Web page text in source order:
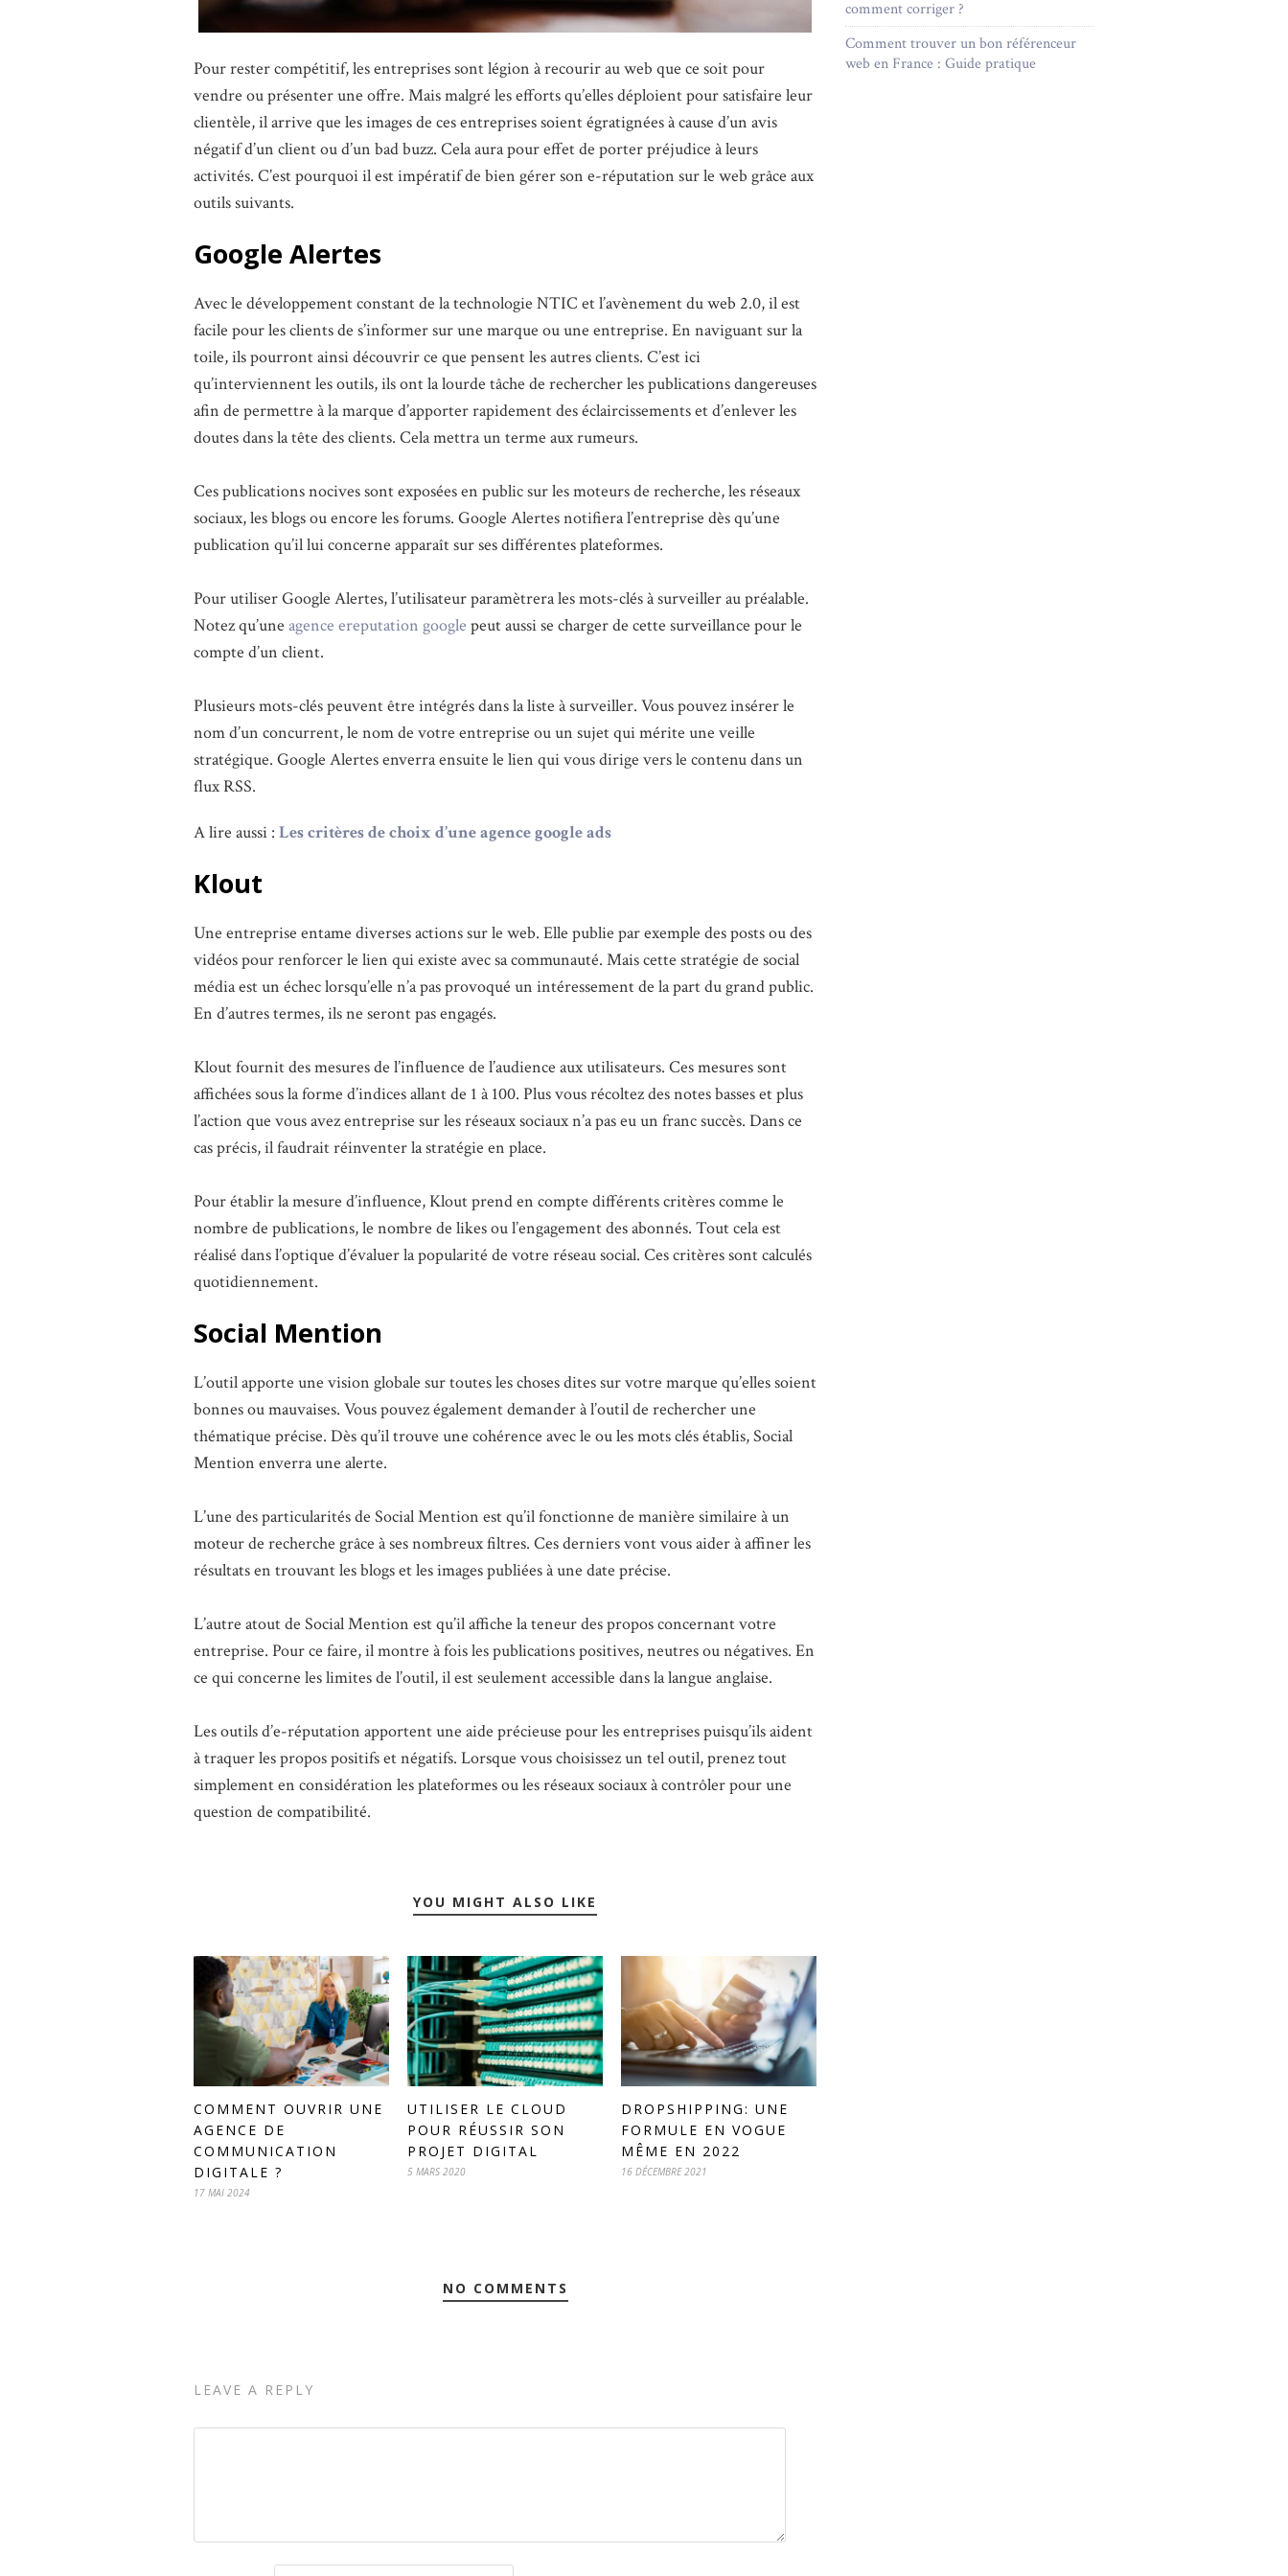
Pour rester compétitif, les entreprises sont légion à recourir au web que ce soit pour
vendre ou présenter une offre. Mais malgré les efforts qu’elles déploient pour satisfaire leur
clientèle, il arrive que les images de ces entreprises soient égratignées à cause d’un avis
négatif d’un client ou d’un bad buzz. Cela aura pour effet de porter préjudice à leurs
activités. C’est pourquoi il est impératif de bien gérer son e-réputation sur le web grâce aux
outils suivants.
Google Alertes
Avec le développement constant de la technologie NTIC et l’avènement du web 2.0, il est
facile pour les clients de s’informer sur une marque ou une entreprise. En naviguant sur la
toile, ils pourront ainsi découvrir ce que pensent les autres clients. C’est ici
qu’interviennent les outils, ils ont la lourde tâche de rechercher les publications dangereuses
afin de permettre à la marque d’apporter rapidement des éclaircissements et d’enlever les
doutes dans la tête des clients. Cela mettra un terme aux rumeurs.
Ces publications nocives sont exposées en public sur les moteurs de recherche, les réseaux
sociaux, les blogs ou encore les forums. Google Alertes notifiera l’entreprise dès qu’une
publication qu’il lui concerne apparaît sur ses différentes plateformes.
Pour utiliser Google Alertes, l’utilisateur paramètrera les mots-clés à surveiller au préalable.
Notez qu’une agence ereputation google peut aussi se charger de cette surveillance pour le
compte d’un client.
Plusieurs mots-clés peuvent être intégrés dans la liste à surveiller. Vous pouvez insérer le
nom d’un concurrent, le nom de votre entreprise ou un sujet qui mérite une veille
stratégique. Google Alertes enverra ensuite le lien qui vous dirige vers le contenu dans un
flux RSS.
A lire aussi : Les critères de choix d’une agence google ads
Klout
Une entreprise entame diverses actions sur le web. Elle publie par exemple des posts ou des
vidéos pour renforcer le lien qui existe avec sa communauté. Mais cette stratégie de social
média est un échec lorsqu’elle n’a pas provoqué un intéressement de la part du grand public.
En d’autres termes, ils ne seront pas engagés.
Klout fournit des mesures de l’influence de l’audience aux utilisateurs. Ces mesures sont
affichées sous la forme d’indices allant de 1 à 100. Plus vous récoltez des notes basses et plus
l’action que vous avez entreprise sur les réseaux sociaux n’a pas eu un franc succès. Dans ce
cas précis, il faudrait réinventer la stratégie en place.
Pour établir la mesure d’influence, Klout prend en compte différents critères comme le
nombre de publications, le nombre de likes ou l’engagement des abonnés. Tout cela est
réalisé dans l’optique d’évaluer la popularité de votre réseau social. Ces critères sont calculés
quotidiennement.
Social Mention
L’outil apporte une vision globale sur toutes les choses dites sur votre marque qu’elles soient
bonnes ou mauvaises. Vous pouvez également demander à l’outil de rechercher une
thématique précise. Dès qu’il trouve une cohérence avec le ou les mots clés établis, Social
Mention enverra une alerte.
L’une des particularités de Social Mention est qu’il fonctionne de manière similaire à un
moteur de recherche grâce à ses nombreux filtres. Ces derniers vont vous aider à affiner les
résultats en trouvant les blogs et les images publiées à une date précise.
L’autre atout de Social Mention est qu’il affiche la teneur des propos concernant votre
entreprise. Pour ce faire, il montre à fois les publications positives, neutres ou négatives. En
ce qui concerne les limites de l’outil, il est seulement accessible dans la langue anglaise.
Les outils d’e-réputation apportent une aide précieuse pour les entreprises puisqu’ils aident
à traquer les propos positifs et négatifs. Lorsque vous choisissez un tel outil, prenez tout
simplement en considération les plateformes ou les réseaux sociaux à contrôler pour une
question de compatibilité.
YOU MIGHT ALSO LIKE
COMMENT OUVRIR UNE
AGENCE DE
COMMUNICATION
DIGITALE ?
17 MAI 2024
UTILISER LE CLOUD
POUR RÉUSSIR SON
PROJET DIGITAL
5 MARS 2020
DROPSHIPPING: UNE
FORMULE EN VOGUE
MÊME EN 2022
16 DÉCEMBRE 2021
NO COMMENTS
LEAVE A REPLY
comment corriger ?
Comment trouver un bon référenceur
web en France : Guide pratique